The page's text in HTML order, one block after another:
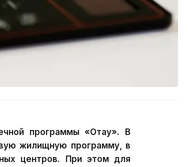
программы «Отау». В
жилищную программу, в
центров. При этом для